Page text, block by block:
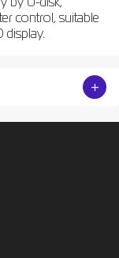
by U-disk,
control, suitable
display.